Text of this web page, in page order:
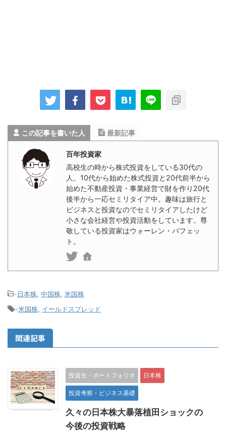
この記事を書いた人 最新記事
百年投資家
高校生の時から株式投資をしている30代の
人。10代から始めた株式投資と20代前半から
始めた不動産投資・事業経営で財を作り20代
後半から一応セミリタイア中。趣味は旅行と
ビジネスと投資なのでセミリタイアしたけど
小さな会社経営や投資活動をしています。尊
敬している投資家はウォーレン・バフェッ
ト。
-日本株 中国株 米国株
-米国株 イールドスプレッド
関連記事
投資先・ポートフォリオ 日本株
投資考察・ビジネス基礎
久々の日本株大暴落植田ショックの
今後の投資戦略